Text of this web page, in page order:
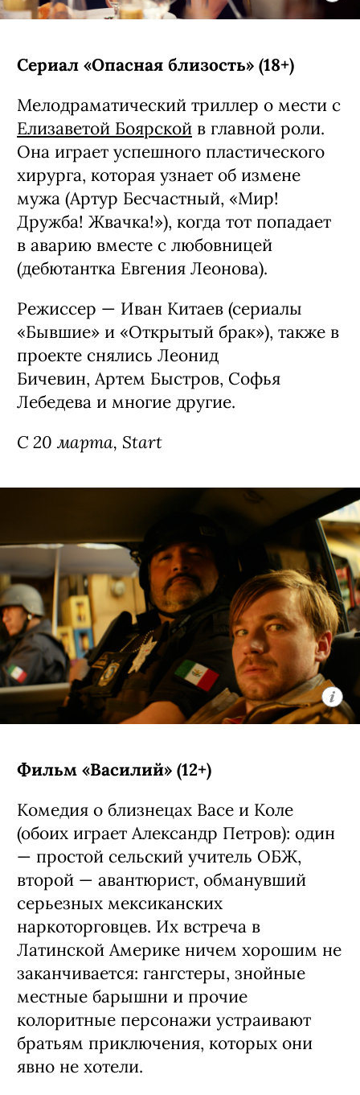
Сериал «Опасная близость» (18+)
Мелодраматический триллер о мести с
Елизаветой Боярской в главной роли.
Она играет успешного пластического
хирурга, которая узнает об измене
мужа (Артур Бесчастный, «Мир!
Дружба! Жвачка!»), когда тот попадает
в аварию вместе с любовницей
(дебютантка Евгения Леонова).
Режиссер — Иван Китаев (сериалы
«Бывшие» и «Открытый брак»), также в
проекте снялись Леонид
Бичевин, Артем Быстров, Софья
Лебедева и многие другие.
С 20 марта, Start
Фильм «Василий» (12+)
Комедия о близнецах Васе и Коле
(обоих играет Александр Петров): один
— простой сельский учитель ОБЖ,
второй — авантюрист, обманувший
серьезных мексиканских
наркоторговцев. Их встреча в
Латинской Америке ничем хорошим не
заканчивается: гангстеры, знойные
местные барышни и прочие
колоритные персонажи устраивают
братьям приключения, которых они
явно не хотели.